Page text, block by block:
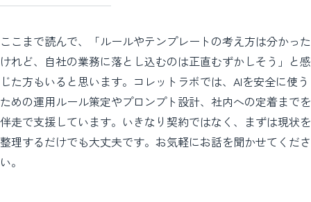
ここまで読んで、「ルールやテンプレートの考え方は分かった
けれど、自社の業務に落とし込むのは正直むずかしそう」と感
じた方もいると思います。コレットラボでは、AIを安全に使う
ための運用ルール策定やプロンプト設計、社内への定着までを
伴走で支援しています。いきなり契約ではなく、まずは現状を
整理するだけでも大丈夫です。お気軽にお話を聞かせてくださ
い。